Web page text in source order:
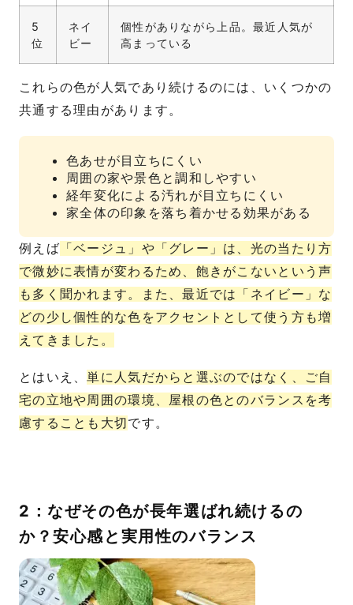
5
位
ネイ
ビー
個性がありながら上品。最近人気が
高まっている
これらの色が人気であり続けるのには、いくつかの
共通する理由があります。
色あせが目立ちにくい
周囲の家や景色と調和しやすい
経年変化による汚れが目立ちにくい
家全体の印象を落ち着かせる効果がある
例えば 「ベージュ」や「グレー」は、光の当たり方
で微妙に表情が変わるため、飽きがこないという声
も多く聞かれます。また、最近では「ネイビー」な
どの少し個性的な色をアクセントとして使う方も増
えてきました。
とはいえ、単に人気だからと選ぶのではなく、ご自
宅の立地や周囲の環境、屋根の色とのバランスを考
慮することも大切です。
2：なぜその色が長年選ばれ続けるの
か？安心感と実用性のバランス